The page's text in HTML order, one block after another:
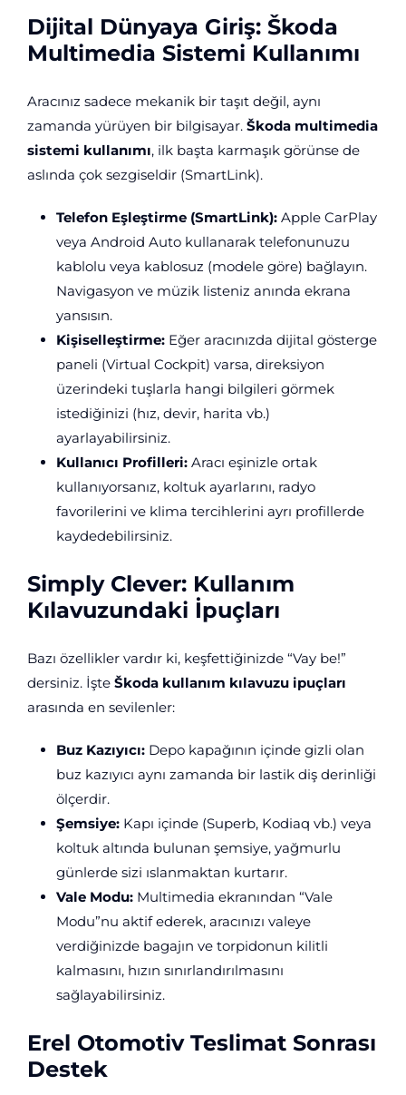
Dijital Dünyaya Giriş: Škoda
Multimedia Sistemi Kullanımı
Aracınız sadece mekanik bir taşıt değil, aynı
zamanda yürüyen bir bilgisayar. Škoda multimedia
sistemi kullanımı, ilk başta karmaşık görünse de
aslında çok sezgiseldir (SmartLink).
Telefon Eşleştirme (SmartLink): Apple CarPlay
veya Android Auto kullanarak telefonunuzu
kablolu veya kablosuz (modele göre) bağlayın.
Navigasyon ve müzik listeniz anında ekrana
yansısın.
Kişiselleştirme: Eğer aracınızda dijital gösterge
paneli (Virtual Cockpit) varsa, direksiyon
üzerindeki tuşlarla hangi bilgileri görmek
istediğinizi (hız, devir, harita vb.)
ayarlayabilirsiniz.
Kullanıcı Profilleri: Aracı eşinizle ortak
kullanıyorsanız, koltuk ayarlarını, radyo
favorilerini ve klima tercihlerini ayrı profillerde
kaydedebilirsiniz.
Simply Clever: Kullanım
Kılavuzundaki İpuçları
Bazı özellikler vardır ki, keşfettiğinizde “Vay be!”
dersiniz. İşte Škoda kullanım kılavuzu ipuçları
arasında en sevilenler:
Buz Kazıyıcı: Depo kapağının içinde gizli olan
buz kazıyıcı aynı zamanda bir lastik diş derinliği
ölçerdir.
Şemsiye: Kapı içinde (Superb, Kodiaq vb.) veya
koltuk altında bulunan şemsiye, yağmurlu
günlerde sizi ıslanmaktan kurtarır.
Vale Modu: Multimedia ekranından “Vale
Modu”nu aktif ederek, aracınızı valeye
verdiğinizde bagajın ve torpidonun kilitli
kalmasını, hızın sınırlandırılmasını
sağlayabilirsiniz.
Erel Otomotiv Teslimat Sonrası
Destek